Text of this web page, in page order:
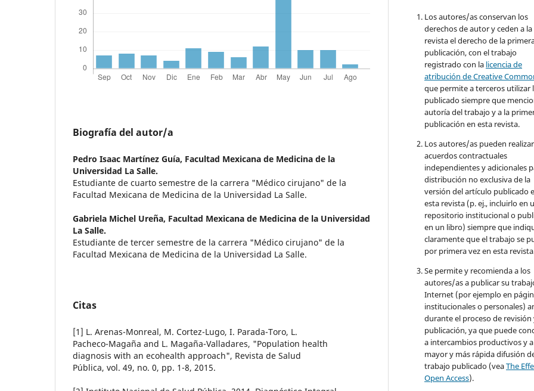
Biografía del autor/a
Pedro Isaac Martínez Guía, Facultad Mexicana de Medicina de la
Universidad La Salle.
Estudiante de cuarto semestre de la carrera "Médico cirujano" de la
Facultad Mexicana de Medicina de la Universidad La Salle.
Gabriela Michel Ureña, Facultad Mexicana de Medicina de la Universidad
La Salle.
Estudiante de tercer semestre de la carrera "Médico cirujano" de la
Facultad Mexicana de Medicina de la Universidad La Salle.
Citas
[1] L. Arenas-Monreal, M. Cortez-Lugo, I. Parada-Toro, L.
Pacheco-Magaña and L. Magaña-Valladares, "Population health
diagnosis with an ecohealth approach", Revista de Salud
Pública, vol. 49, no. 0, pp. 1-8, 2015.
Los autores/as conservan los
derechos de autor y ceden a la
revista el derecho de la
publicación, con el trabajo
registrado con la licencia de
atribución de Creative
que permite a terceros utilizar
publicado siempre que
autoría del trabajo y a la
publicación en esta revista.
Los autores/as pueden
acuerdos contractuales
independientes y adicionales
distribución no exclusiva de la
versión del artículo publicado
esta revista (p. ej., incluirlo en
repositorio institucional o
en un libro) siempre que
claramente que el trabajo se
por primera vez en esta
Se permite y recomienda a los
autores/as a publicar su
Internet (por ejemplo en
institucionales o personales)
durante el proceso de revisión
publicación, ya que puede
a intercambios productivos y
mayor y más rápida difusión
trabajo publicado (veaThe
Open Access).